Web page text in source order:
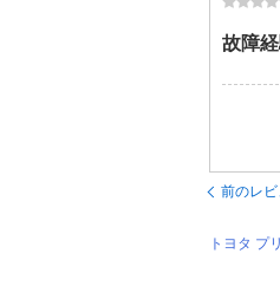
故障
前のレビ
トヨタ プ